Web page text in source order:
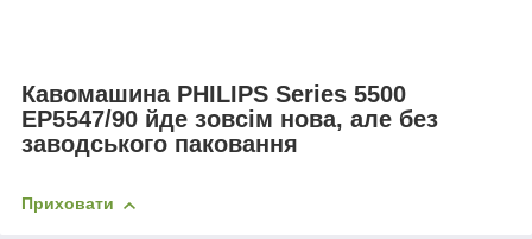
Кавомашина PHILIPS Series 5500
EP5547/90 йде зовсім нова, але без
заводського паковання
Приховати